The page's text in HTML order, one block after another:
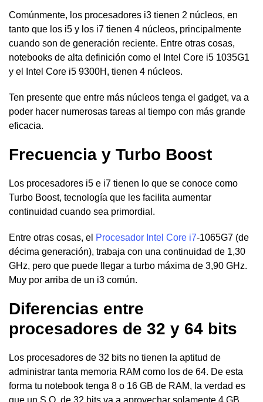
Comúnmente, los procesadores i3 tienen 2 núcleos, en
tanto que los i5 y los i7 tienen 4 núcleos, principalmente
cuando son de generación reciente. Entre otras cosas,
notebooks de alta definición como el Intel Core i5 1035G1
y el Intel Core i5 9300H, tienen 4 núcleos.
Ten presente que entre más núcleos tenga el gadget, va a
poder hacer numerosas tareas al tiempo con más grande
eficacia.
Frecuencia y Turbo Boost
Los procesadores i5 e i7 tienen lo que se conoce como
Turbo Boost, tecnología que les facilita aumentar
continuidad cuando sea primordial.
Entre otras cosas, el Procesador Intel Core i7-1065G7 (de
décima generación), trabaja con una continuidad de 1,30
GHz, pero que puede llegar a turbo máxima de 3,90 GHz.
Muy por arriba de un i3 común.
Diferencias entre
procesadores de 32 y 64 bits
Los procesadores de 32 bits no tienen la aptitud de
administrar tanta memoria RAM como los de 64. De esta
forma tu notebook tenga 8 o 16 GB de RAM, la verdad es